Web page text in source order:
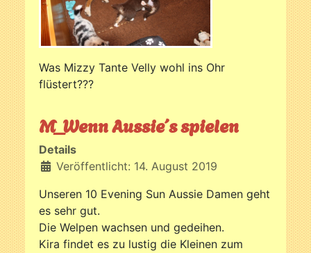
Was Mizzy Tante Velly wohl ins Ohr
flüstert???
M_Wenn Aussie´s spielen
Details
Veröffentlicht: 14. August 2019
Unseren 10 Evening Sun Aussie Damen geht
es sehr gut.
Die Welpen wachsen und gedeihen.
Kira findet es zu lustig die Kleinen zum